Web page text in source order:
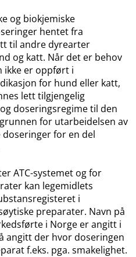
og biokjemiske
hentet fra
til andre dyrearter
og katt. Når det er behov
ikke er oppført i
for hund eller katt,
lett tilgjengelig
doseringsregime til den
for utarbeidelsen av
for en del
ATC-systemet og for
kan legemidlets
i
preparater. Navn på
i Norge er angitt i
angitt der hvor doseringen
f.eks. pga. smakelighet.